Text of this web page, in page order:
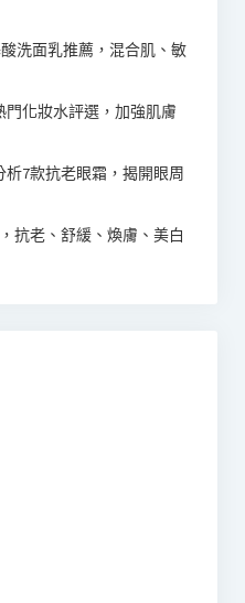
洗面乳推薦，混合肌、敏
門化妝水評選，加強肌膚
析7款抗老眼霜，揭開眼周
抗老、舒緩、煥膚、美白